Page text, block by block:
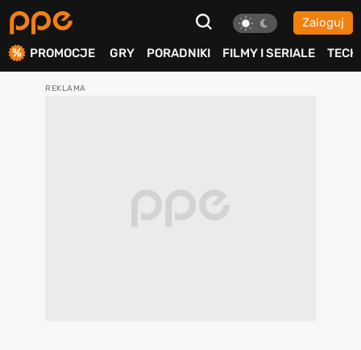
Zaloguj
PROMOCJE GRY PORADNIKI FILMY I SERIALE TECH